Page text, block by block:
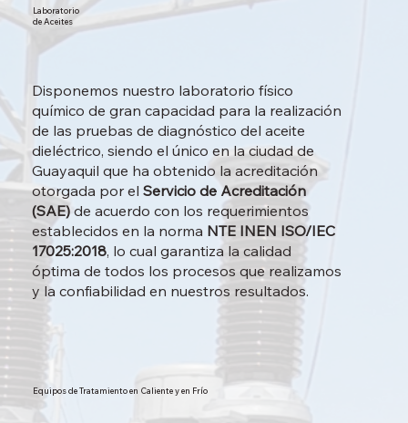
Disponemos nuestro laboratorio físico
químico de gran capacidad para la realización
de las pruebas de diagnóstico del aceite
dieléctrico, siendo el único en la ciudad de
Guayaquil que ha obtenido la acreditación
otorgada por elServicio de Acreditación
(SAE)de acuerdo con los requerimientos
establecidos en la norma NTE INEN ISO/IEC
17025:2018, lo cual garantiza la calidad
óptima de todos los procesos que realizamos
y la confiabilidad en nuestros resultados.
Laboratorio
de Aceites
Equipos de Tratamiento en Caliente y en Frío